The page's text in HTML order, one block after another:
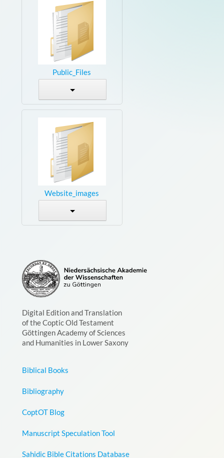
Public_Files
Website_images
Digital Edition and Translation
of the Coptic Old Testament
Göttingen Academy of Sciences
and Humanities in Lower Saxony
Biblical Books
Bibliography
CoptOT Blog
Manuscript Speculation Tool
Sahidic Bible Citations Database